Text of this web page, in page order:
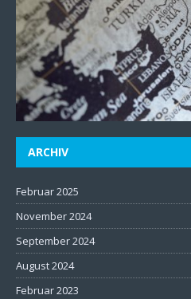
ARCHIV
Februar 2025
November 2024
September 2024
August 2024
Februar 2023